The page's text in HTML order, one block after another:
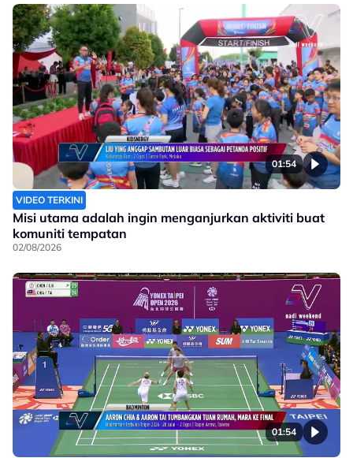
01:54
VIDEO TERKINI
Misi utama adalah ingin menganjurkan aktiviti buat
komuniti tempatan
02/08/2026
01:54